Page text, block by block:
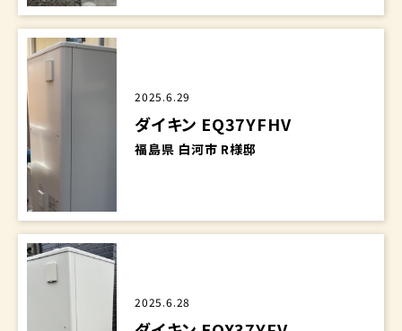
2025.6.29
ダイキン EQ37YFHV
福島県 白河市 R様邸
2025.6.28